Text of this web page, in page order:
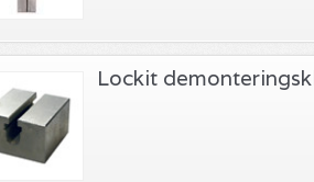
Lockit